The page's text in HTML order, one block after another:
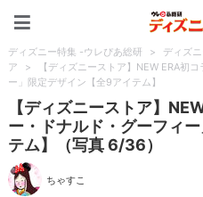
ディズニー特集 -ウレぴあ総研 > ディズ
ア
>
【ディズニーストア】NEW ERA初
ー」限定デザイン【全9アイテム】
【ディズニーストア】
ー・ドナルド・グーフィ
テム】（写真 6/36）
ちゃすこ